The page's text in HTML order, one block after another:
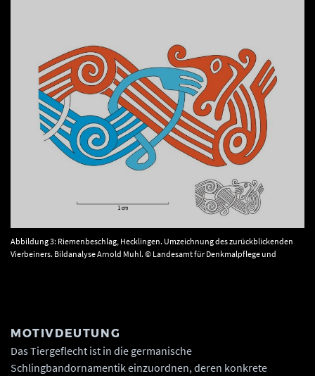
Abbildung 3: Riemenbeschlag, Hecklingen. Umzeichnung des zurückblickenden
Vierbeiners. Bildanalyse Arnold Muhl. © Landesamt für Denkmalpflege und
MOTIVDEUTUNG
Das Tiergeflecht ist in die germanische
Schlingbandornamentik einzuordnen, deren konkrete